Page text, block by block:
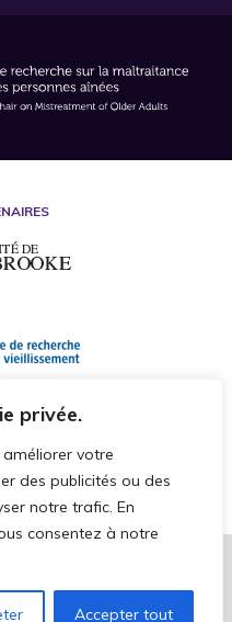
privée.
votre
des publicités ou des
notre trafic. En
consentez à notre
Accepter tout
MALTRAITANCE ENVERS LES